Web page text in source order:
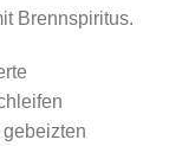
Brennspiritus.